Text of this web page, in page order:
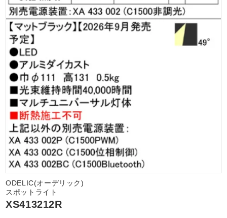
ODELIC(オーデリック)
スポットライト
XS413212R